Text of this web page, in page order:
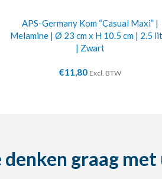
APS-Germany Kom “Casual Maxi” |
Melamine | Ø 23 cm x H 10.5 cm | 2.5
| Zwart
€11,80 Excl. BTW
denken graag met